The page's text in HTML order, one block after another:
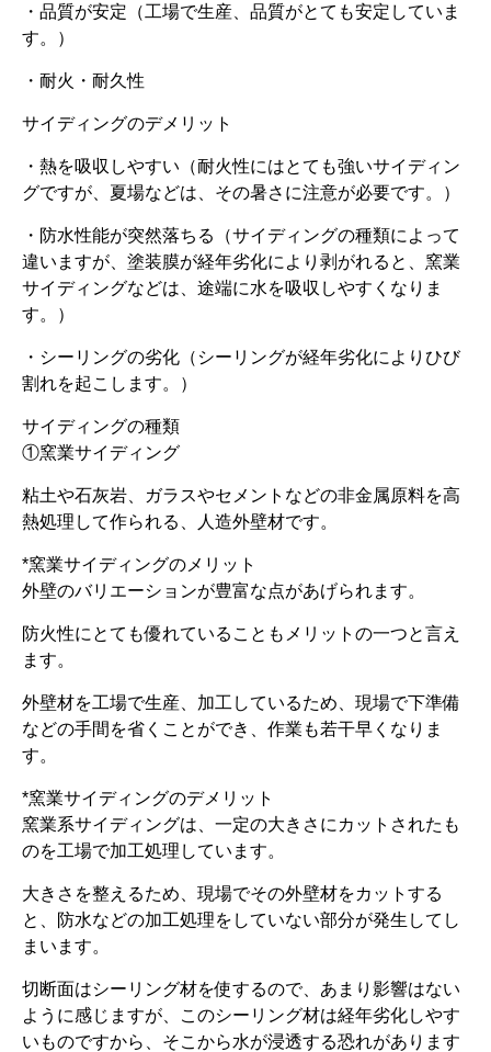
・品質が安定（工場で生産、品質がとても安定していま
す。）
・耐火・耐久性
サイディングのデメリット
・熱を吸収しやすい（耐火性にはとても強いサイディン
グですが、夏場などは、その暑さに注意が必要です。）
・防水性能が突然落ちる（サイディングの種類によって
違いますが、塗装膜が経年劣化により剥がれると、窯業
サイディングなどは、途端に水を吸収しやすくなりま
す。）
・シーリングの劣化（シーリングが経年劣化によりひび
割れを起こします。）
サイディングの種類
①窯業サイディング
粘土や石灰岩、ガラスやセメントなどの非金属原料を高
熱処理して作られる、人造外壁材です。
*窯業サイディングのメリット
外壁のバリエーションが豊富な点があげられます。
防火性にとても優れていることもメリットの一つと言え
ます。
外壁材を工場で生産、加工しているため、現場で下準備
などの手間を省くことができ、作業も若干早くなりま
す。
*窯業サイディングのデメリット
窯業系サイディングは、一定の大きさにカットされたも
のを工場で加工処理しています。
大きさを整えるため、現場でその外壁材をカットする
と、防水などの加工処理をしていない部分が発生してし
まいます。
切断面はシーリング材を使するので、あまり影響はない
ように感じますが、このシーリング材は経年劣化しやす
いものですから、そこから水が浸透する恐れがあります